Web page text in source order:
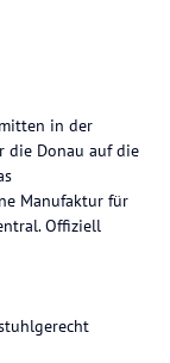
in der
die Donau auf die
Manufaktur für
Offiziell